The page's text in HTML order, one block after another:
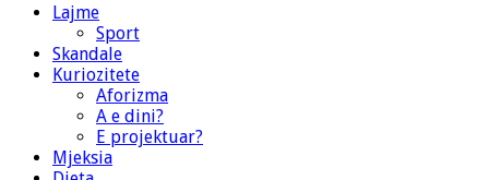
Lajme
Sport
Skandale
Kuriozitete
Aforizma
A e dini?
E projektuar?
Mjeksia